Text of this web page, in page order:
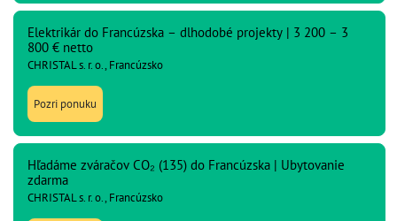
Elektrikár do Francúzska – dlhodobé projekty | 3 200 – 3
800 € netto
CHRISTAL s. r. o., Francúzsko
Pozri ponuku
Hľadáme zváračov CO₂ (135) do Francúzska | Ubytovanie
zdarma
CHRISTAL s. r. o., Francúzsko